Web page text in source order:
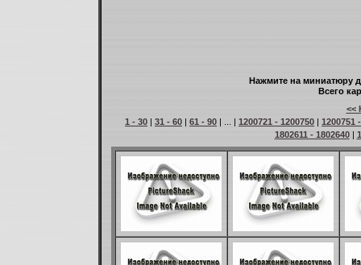
Нажмите на миниатюру
Всего
<<
1 - 30 | 31 - 60 | 61 - 90 | ... | 1200721 - 1200750 | 1200751
1802611 - 1802640|